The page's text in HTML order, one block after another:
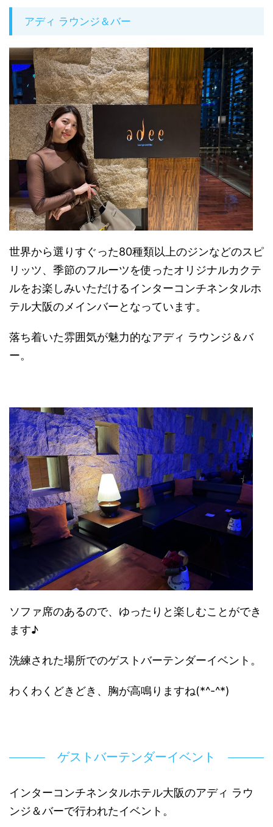
アディ ラウンジ＆バー
世界から選りすぐった80種類以上のジンなどのスピ
リッツ、 季節のフルーツを使ったオリジナルカクテ
ルをお楽しみいただけるインターコンチネンタルホ
テル大阪のメインバーとなっています。
落ち着いた雰囲気が魅力的なアディ ラウンジ＆バ
ー。
ソファ席のあるので、ゆったりと楽しむことができ
ます♪
洗練された場所でのゲストバーテンダーイベント。
わくわくどきどき、胸が高鳴りますね(*^-^*)
ゲストバーテンダーイベント
インターコンチネンタルホテル大阪のアディ ラウ
ンジ＆バーで行われたイベント。